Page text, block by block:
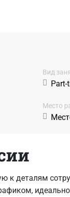
Вид
Part-
Место
деталям